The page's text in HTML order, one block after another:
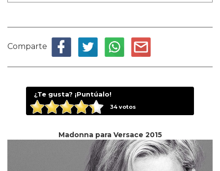
Comparte
¿Te gusta? ¡Puntúalo!
34votos
Madonna para Versace 2015